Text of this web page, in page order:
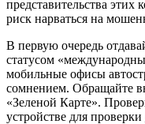
представительства
риск нарваться на
В первую очередь
статусом
мобильные офисы
сомнением. Обращайте
«Зеленой Карте».
устройстве для